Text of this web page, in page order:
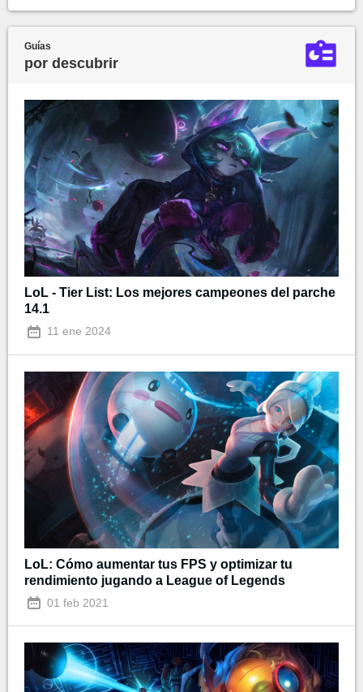
Guías
por descubrir
LoL - Tier List: Los mejores campeones del parche
14.1
11 ene 2024
LoL: Cómo aumentar tus FPS y optimizar tu
rendimiento jugando a League of Legends
01 feb 2021